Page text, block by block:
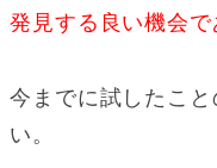
発見する良い機会で
今までに試したこ
い。